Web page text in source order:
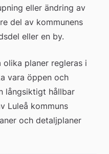
eller ändring av
del av kommunens
eller en by.
planer regleras i
vara öppen och
långsiktigt hållbar
Luleå kommuns
och detaljplaner